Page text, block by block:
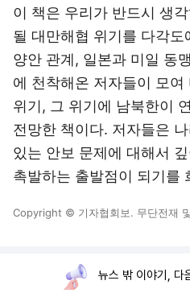
이 책은 우리가 반드시 생
될 대만해협 위기를 다각도
양안 관계, 일본과 미일 동
에 천착해온 저자들이 모여
위기, 그 위기에 남북한이
전망한 책이다. 저자들은
있는 안보 문제에 대해서
촉발하는 출발점이 되기를
Copyright © 기자협회보. 무단전재
뉴스 밖 이야기, 다